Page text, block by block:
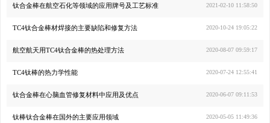
2021-02-10 11:58:50
钛合金棒在航空石化等领域的应用牌号及工艺标准
2020-10-24 19:05:22
TC4钛合金棒材焊接的主要缺陷和修复方法
2020-08-07 09:59:17
航空航天用TC4钛合金棒的热处理方法
2020-07-24 12:55:41
TC4钛棒的热力学性能
2020-06-07 09:11:53
钛合金棒在心脑血管修复材料中应用及优点
2020-05-05 11:49:36
钛棒钛合金棒在国外的主要应用领域